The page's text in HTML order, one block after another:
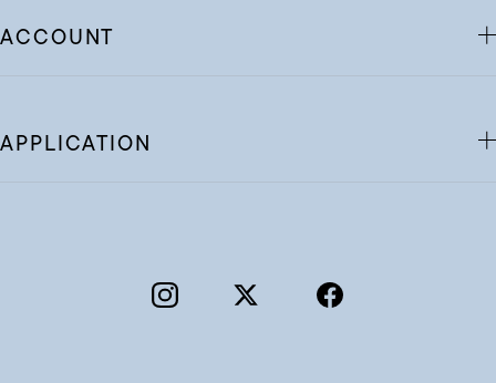
ACCOUNT
APPLICATION